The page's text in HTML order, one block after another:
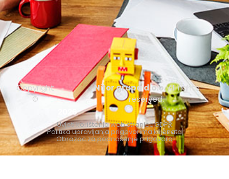
Copyright
©
2026
Nitor grupa d.o.o.All rights
reserved.
Uvjeti korištenja web straniceGDPR
Politika upravljanja prigovorima klijenata
Obrazac za podnošenje prigovora